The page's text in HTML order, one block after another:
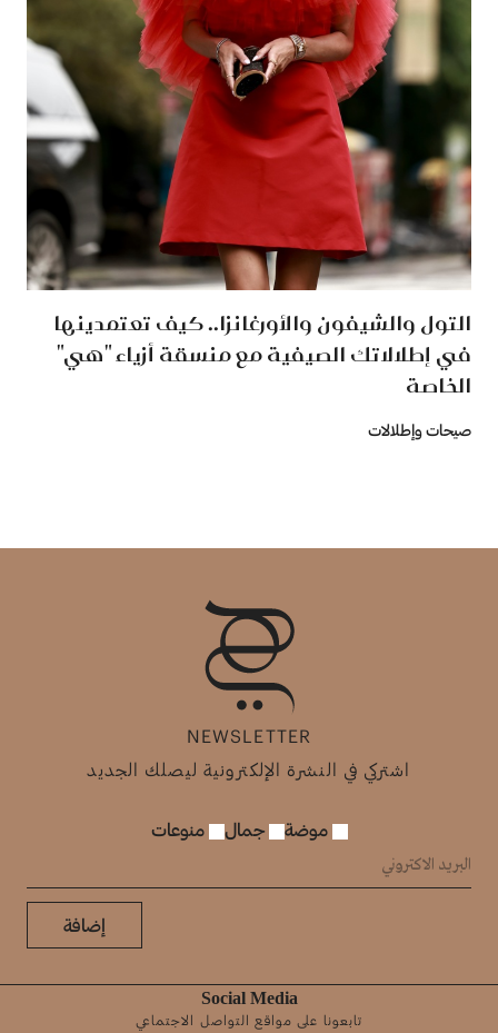
التول والشيفون والأورغانزا.. كيف تعتمدينها
في إطلالاتك الصيفية مع منسقة أزياء "هي"
الخاصة
صيحات وإطلالات
NEWSLETTER
اشتركي في النشرة الإلكترونية ليصلك الجديد
موضة جمال منوعات
إضافة
Social Media
تابعونا على مواقع التواصل الاجتماعي